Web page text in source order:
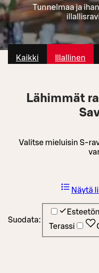
Tunnelmaa ja
Kaikki Illallinen
Lähimmät
Valitse mieluisin S-
Suodata:
Esteetön
Terassi
Näytä